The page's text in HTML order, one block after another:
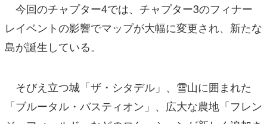
今回のチャプター4では、チャプター3のフィナー
レイベントの影響でマップが大幅に変更され、新たな
島が誕生している。
そびえ立つ城「ザ・シタデル」、雪山に囲まれた
「ブルータル・バスティオン」、広大な農地「フレン